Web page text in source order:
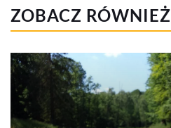
ZOBACZ RÓWNIEŻ